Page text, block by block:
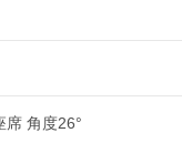
席 角度26°